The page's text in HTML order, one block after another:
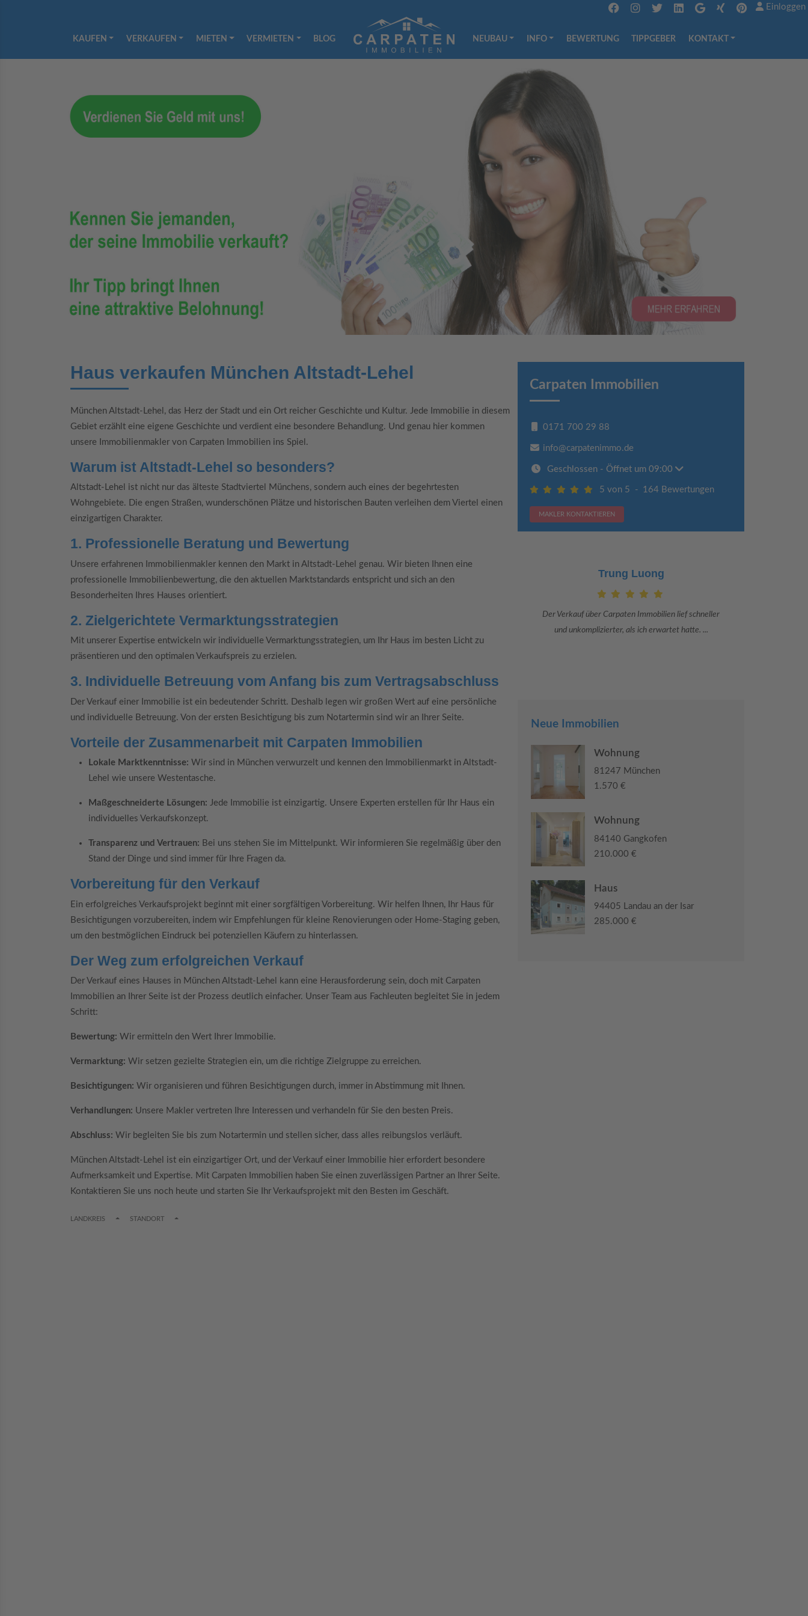
Einloggen
KAUFEN VERKAUFEN MIETEN VERMIETEN BLOG NEUBAU INFO BEWERTUNG TIPPGEBER KONTAKT
Haus verkaufen München Altstadt-Lehel
München Altstadt-Lehel, das Herz der Stadt und ein Ort reicher Geschichte und Kultur. Jede Immobilie in diesem
Gebiet erzählt eine eigene Geschichte und verdient eine besondere Behandlung. Und genau hier kommen
unsere Immobilienmakler von Carpaten Immobilien ins Spiel.
Warum ist Altstadt-Lehel so besonders?
Altstadt-Lehel ist nicht nur das älteste Stadtviertel Münchens, sondern auch eines der begehrtesten
Wohngebiete. Die engen Straßen, wunderschönen Plätze und historischen Bauten verleihen dem Viertel einen
einzigartigen Charakter.
1. Professionelle Beratung und Bewertung
Unsere erfahrenen Immobilienmakler kennen den Markt in Altstadt-Lehel genau. Wir bieten Ihnen eine
professionelle Immobilienbewertung, die den aktuellen Marktstandards entspricht und sich an den
Besonderheiten Ihres Hauses orientiert.
2. Zielgerichtete Vermarktungsstrategien
Mit unserer Expertise entwickeln wir individuelle Vermarktungsstrategien, um Ihr Haus im besten Licht zu
präsentieren und den optimalen Verkaufspreis zu erzielen.
3. Individuelle Betreuung vom Anfang bis zum Vertragsabschluss
Der Verkauf einer Immobilie ist ein bedeutender Schritt. Deshalb legen wir großen Wert auf eine persönliche
und individuelle Betreuung. Von der ersten Besichtigung bis zum Notartermin sind wir an Ihrer Seite.
Vorteile der Zusammenarbeit mit Carpaten Immobilien
Lokale Marktkenntnisse: Wir sind in München verwurzelt und kennen den Immobilienmarkt in Altstadt-
Lehel wie unsere Westentasche.
Maßgeschneiderte Lösungen: Jede Immobilie ist einzigartig. Unsere Experten erstellen für Ihr Haus ein
individuelles Verkaufskonzept.
Transparenz und Vertrauen: Bei uns stehen Sie im Mittelpunkt. Wir informieren Sie regelmäßig über den
Stand der Dinge und sind immer für Ihre Fragen da.
Vorbereitung für den Verkauf
Ein erfolgreiches Verkaufsprojekt beginnt mit einer sorgfältigen Vorbereitung. Wir helfen Ihnen, Ihr Haus für
Besichtigungen vorzubereiten, indem wir Empfehlungen für kleine Renovierungen oder Home-Staging geben,
um den bestmöglichen Eindruck bei potenziellen Käufern zu hinterlassen.
Der Weg zum erfolgreichen Verkauf
Der Verkauf eines Hauses in München Altstadt-Lehel kann eine Herausforderung sein, doch mit Carpaten
Immobilien an Ihrer Seite ist der Prozess deutlich einfacher. Unser Team aus Fachleuten begleitet Sie in jedem
Schritt:
Bewertung: Wir ermitteln den Wert Ihrer Immobilie.
Vermarktung: Wir setzen gezielte Strategien ein, um die richtige Zielgruppe zu erreichen.
Besichtigungen: Wir organisieren und führen Besichtigungen durch, immer in Abstimmung mit Ihnen.
Verhandlungen: Unsere Makler vertreten Ihre Interessen und verhandeln für Sie den besten Preis.
Abschluss: Wir begleiten Sie bis zum Notartermin und stellen sicher, dass alles reibungslos verläuft.
München Altstadt-Lehel ist ein einzigartiger Ort, und der Verkauf einer Immobilie hier erfordert besondere
Aufmerksamkeit und Expertise. Mit Carpaten Immobilien haben Sie einen zuverlässigen Partner an Ihrer Seite.
Kontaktieren Sie uns noch heute und starten Sie Ihr Verkaufsprojekt mit den Besten im Geschäft.
LANDKREIS TOGGLE DROPDOWN
STANDORT TOGGLE DROPDOWN
Carpaten Immobilien
0171 700 29 88
info@carpatenimmo.de
Geschlossen - Öffnet um 09:00
5 von 5 - 164 Bewertungen
MAKLER KONTAKTIEREN
Claudia Bergrath
Danke an Carpaten Immobilien und besonders an Frau
Adriana Sarca. Sie war viele Monate mehr als ...
Neue Immobilien
Wohnung
81247 München
1.570 €
Wohnung
84140 Gangkofen
210.000 €
Haus
94405 Landau an der Isar
285.000 €